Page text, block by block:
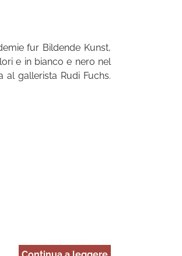
fur Bildende Kunst,
e in bianco e nero nel
al gallerista Rudi Fuchs.